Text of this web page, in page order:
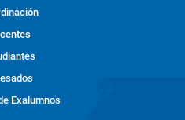
Exalumnos